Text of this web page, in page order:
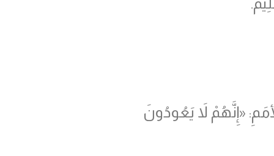
«إِنَّهُمْ لاَ يَعُودُونَ